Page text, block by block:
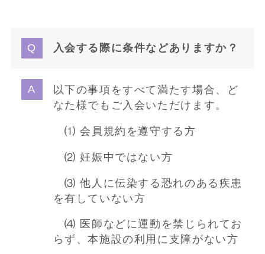
入会する際に条件などありますか？
以下の事項をすべて満たす場合、ど
なた様でもご入会いただけます。
⑴ 会員規約を遵守する方
⑵ 妊娠中ではない方
⑶ 他人に伝染する恐れのある疾患
を有していない方
⑷ 医師などに運動を禁じられてお
らず、本施設の利用に支障がない方